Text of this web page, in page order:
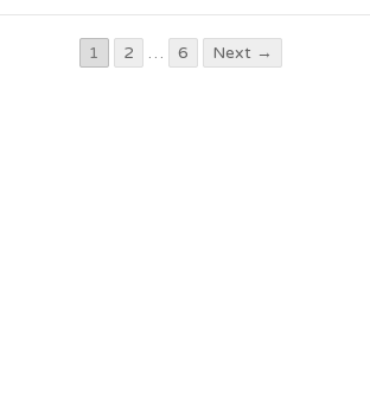
1 2 … 6 Next →